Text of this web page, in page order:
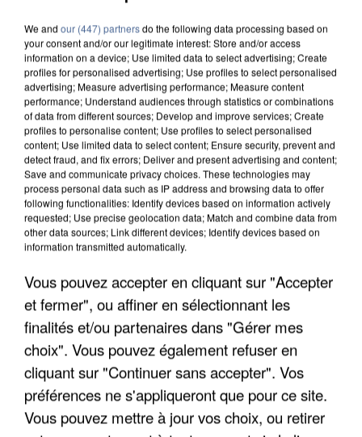
UN SECOND CADRE DE LA DZ MAFIA
INTERPELLÉ EN ALGÉRIE
We and our (447) partnersdo the following data processing based on
your consent and/or our legitimate interest: Store and/or access
information on a device; Use limited data to select advertising; Create
profiles for personalised advertising; Use profiles to select personalised
advertising; Measure advertising performance; Measure content
performance; Understand audiences through statistics or combinations
of data from different sources; Develop and improve services; Create
profiles to personalise content; Use profiles to select personalised
content; Use limited data to select content; Ensure security, prevent and
detect fraud, and fix errors; Deliver and present advertising and content;
Save and communicate privacy choices. These technologies may
process personal data such as IP address and browsing data to offer
following functionalities: Identify devices based on information actively
requested; Use precise geolocation data; Match and combine data from
other data sources; Link different devices; Identify devices based on
information transmitted automatically.
Vous pouvez accepter en cliquant sur "Accepter
et fermer", ou affiner en sélectionnant les
finalités et/ou partenaires dans "Gérer mes
choix". Vous pouvez également refuser en
cliquant sur "Continuer sans accepter". Vos
préférences ne s'appliqueront que pour ce site.
Vous pouvez mettre à jour vos choix, ou retirer